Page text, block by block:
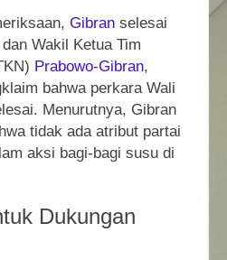
Gibran selesai
Wakil Ketua Tim
Prabowo-Gibran,
bahwa perkara Wali
Menurutnya, Gibran
tidak ada atribut partai
aksi bagi-bagi susu di
Dukungan